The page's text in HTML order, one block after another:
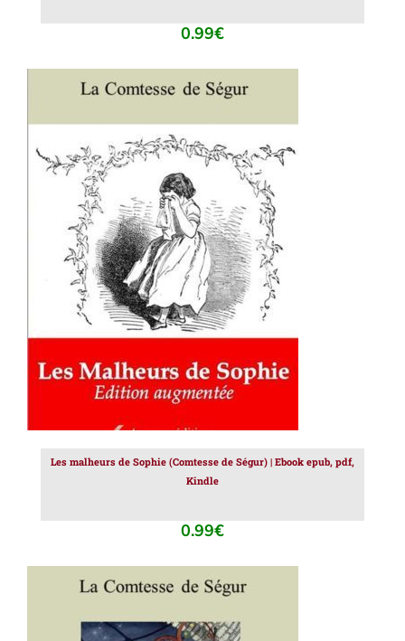
0.99€
AJOUTER AU PANIER / DÉTAILS
Les malheurs de Sophie (Comtesse de Ségur) | Ebook epub, pdf,
Kindle
0.99€